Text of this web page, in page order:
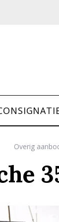
Overig